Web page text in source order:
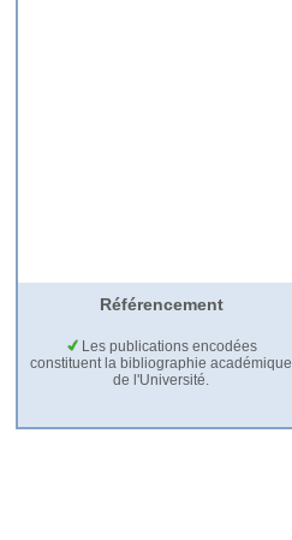
Référencement
Les publications encodées
constituent la bibliographie académique
de l'Université.